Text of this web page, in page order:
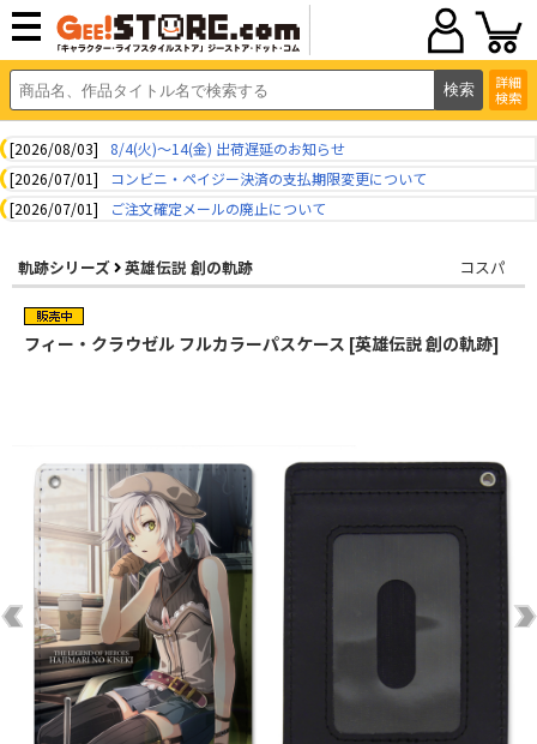
詳細
検索
[2026/08/03]
8/4(火)～14(金) 出荷遅延のお知らせ
[2026/07/01]
コンビニ・ペイジー決済の支払期限変更について
[2026/07/01]
ご注文確定メールの廃止について
軌跡シリーズ 英雄伝説 創の軌跡 コスパ
フィー・クラウゼル フルカラーパスケース [英雄伝説 創の軌跡]